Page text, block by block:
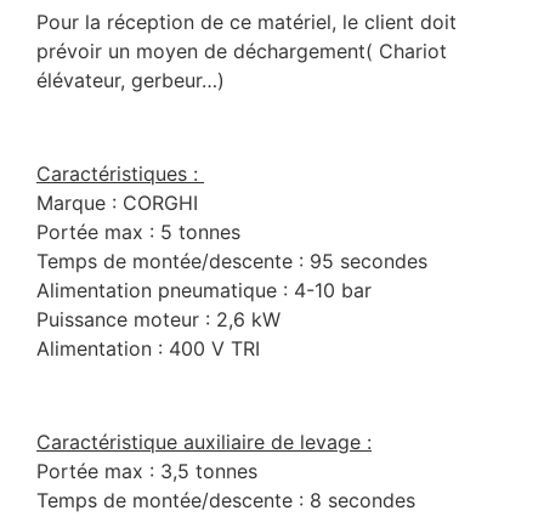
Pour la réception de ce matériel, le client doit
prévoir un moyen de déchargement( Chariot
élévateur, gerbeur…)
Caractéristiques :
Marque : CORGHI
Portée max : 5 tonnes
Temps de montée/descente : 95 secondes
Alimentation pneumatique : 4-10 bar
Puissance moteur : 2,6 kW
Alimentation : 400 V TRI
Caractéristique auxiliaire de levage :
Portée max : 3,5 tonnes
Temps de montée/descente : 8 secondes